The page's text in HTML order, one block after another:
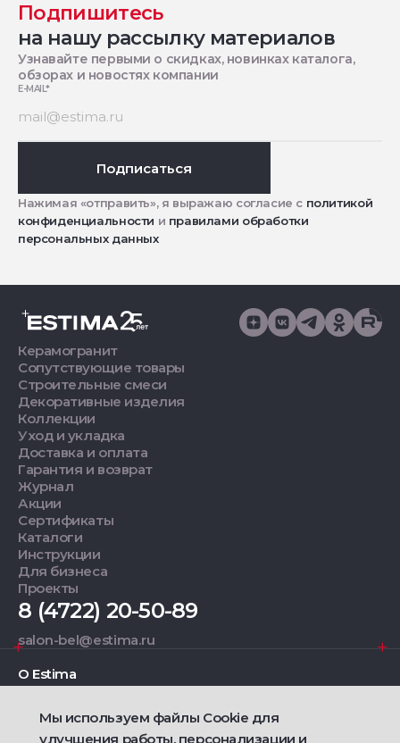
Подпишитесь
на нашу рассылку материалов
Узнавайте первыми о скидках, новинках каталога,
обзорах и новостях компании
E-MAIL*
Подписаться
Нажимая «отправить», я выражаю согласие с политикой
конфиденциальности и правилами обработки
персональных данных
Керамогранит
Сопутствующие товары
Строительные смеси
Декоративные изделия
Коллекции
Уход и укладка
Доставка и оплата
Гарантия и возврат
Журнал
Акции
Сертификаты
Каталоги
Инструкции
Для бизнеса
Проекты
8 (4722) 20-50-89
salon-bel@estima.ru
О Estima
Дизайнерам
Мы используем файлы Cookie для
улучшения работы, персонализации и